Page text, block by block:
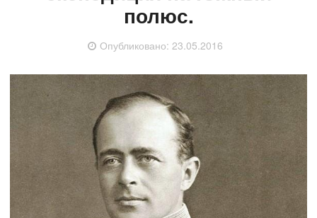
полюс.
Опубликовано: 23.05.2016